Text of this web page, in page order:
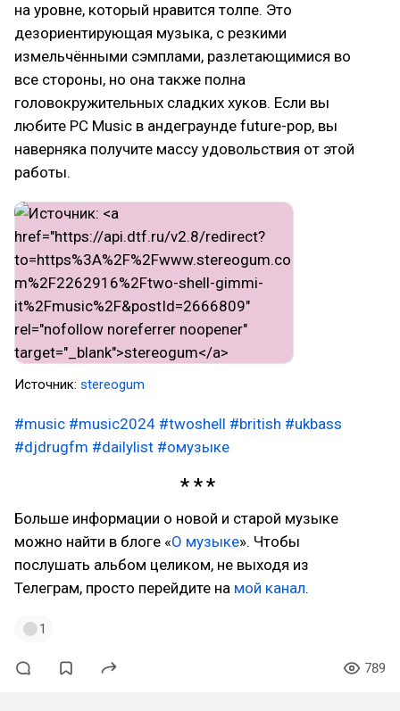
на уровне, который нравится толпе. Это
дезориентирующая музыка, с резкими
измельчёнными сэмплами, разлетающимися во
все стороны, но она также полна
головокружительных сладких хуков. Если вы
любите PC Music в андеграунде future-pop, вы
наверняка получите массу удовольствия от этой
работы.
Источник: stereogum
#music #music2024 #twoshell #british #ukbass
#djdrugfm #dailylist #омузыке
Больше информации о новой и старой музыке
можно найти в блоге «О музыке». Чтобы
послушать альбом целиком, не выходя из
Телеграм, просто перейдите на мой канал.
1
789